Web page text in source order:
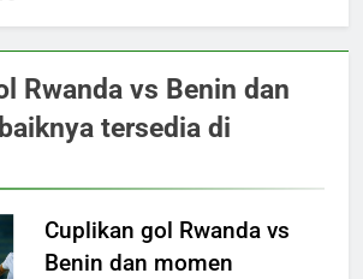
Rwanda vs Benin dan
tersedia di
Cuplikan gol Rwanda vs
Benin dan momen